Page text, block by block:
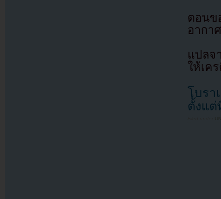
ตอนข
อากา
แปล
ให้เค
โบรา
ตั้งแต่